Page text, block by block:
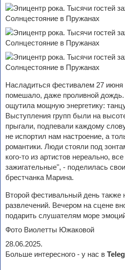
Насладиться фестивалем 27 июня
помешало, даже проливной
ощутила мощную энергетику:
Выступления групп были на
прыгали, подпевали каждому
не испортил нам настроение, а
романтики. Люди стояли под
кого-то из артистов нереально,
зажигательные", - поделилась
брестчанка Марина.
Второй фестивальный день также
развлечений. Вечером на сцене
подарить слушателям море
Фото Виолетты Южаковой
28.06.2025.
Больше интересного - у нас в